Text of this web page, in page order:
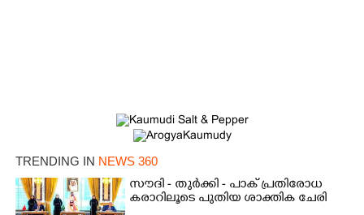
TRENDING IN NEWS 360
സൗദി - തുർക്കി - പാക് പ്രതിരോധ
കരാറിലൂടെ പുതിയ ശാക്തിക ചേരി